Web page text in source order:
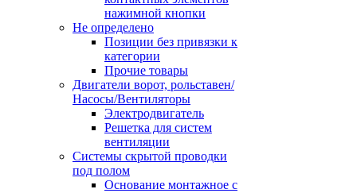
нажимной кнопки
Не определено
Позиции без привязки к
категории
Прочие товары
Двигатели ворот, рольставен/
Насосы/Вентиляторы
Электродвигатель
Решетка для систем
вентиляции
Системы скрытой проводки
под полом
Основание монтажное с